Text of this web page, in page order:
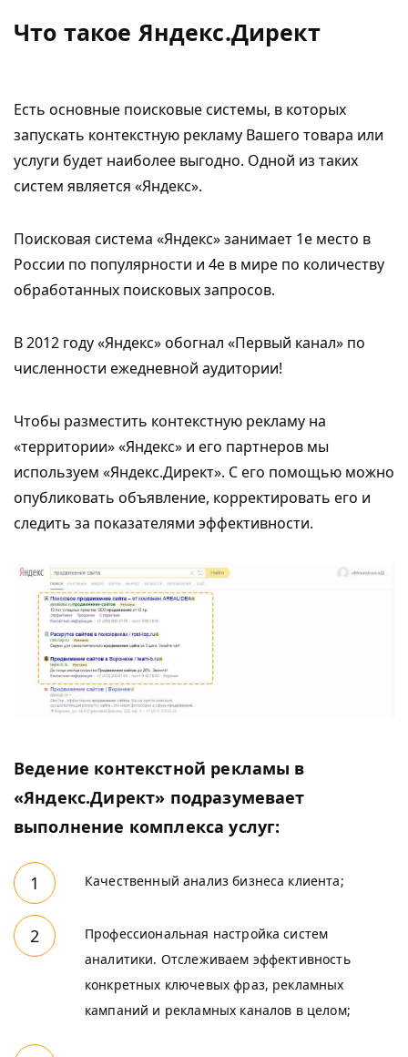
Что такое Яндекс.Директ
Есть основные поисковые системы, в которых
запускать контекстную рекламу Вашего товара или
услуги будет наиболее выгодно. Одной из таких
систем является «Яндекс».
Поисковая система «Яндекс» занимает 1е место в
России по популярности и 4е в мире по количеству
обработанных поисковых запросов.
В 2012 году «Яндекс» обогнал «Первый канал» по
численности ежедневной аудитории!
Чтобы разместить контекстную рекламу на
«территории» «Яндекс» и его партнеров мы
используем «Яндекс.Директ». С его помощью можно
опубликовать объявление, корректировать его и
следить за показателями эффективности.
Ведение контекстной рекламы в
«Яндекс.Директ» подразумевает
выполнение комплекса услуг:
Качественный анализ бизнеса клиента;
Профессиональная настройка систем
аналитики. Отслеживаем эффективность
конкретных ключевых фраз, рекламных
кампаний и рекламных каналов в целом;